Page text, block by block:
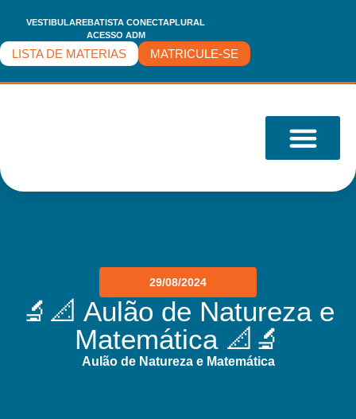
VESTIBULAREBATISTA CONECTAPLURAL
ACESSO ADM
LISTA DE MATERIAS MATRICULE-SE
29/08/2024
🔬📐 Aulão de Natureza e
Matemática 📐🔬
Aulão de Natureza e Matemática